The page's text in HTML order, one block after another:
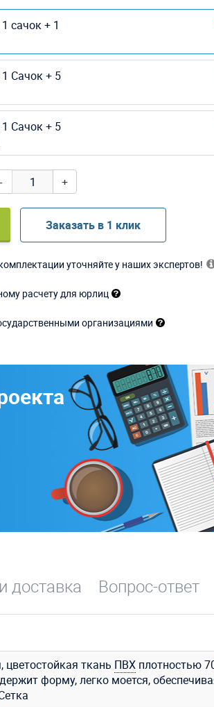
сачок + 1
Сачок + 5
Сачок + 5
- +
Заказать в 1 клик
уточняйте у наших экспертов!
расчету для юрлиц
организациями
доставка Вопрос-ответ
ткань ПВХ плотностью
форму, легко моется,